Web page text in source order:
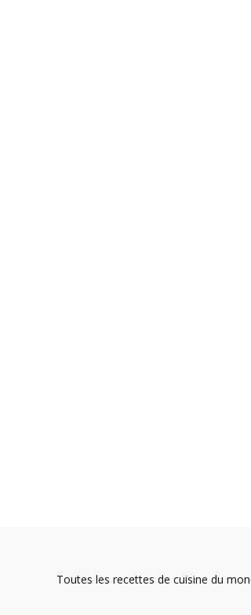
Toutes les recettes de cuisine du